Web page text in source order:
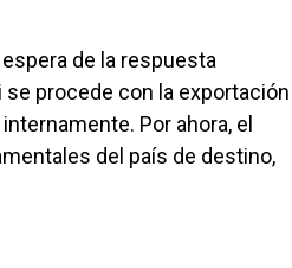
de la respuesta
procede con la exportación
Por ahora, el
del país de destino,